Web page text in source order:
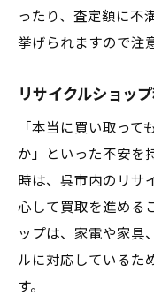
ったり、査定額に不
挙げられますので注
リサイクルショッ
「本当に買い取っ
か」といった不安を
時は、呉市内のリサ
心して買取を進める
ップは、家電や家具
ルに対応しているた
す。